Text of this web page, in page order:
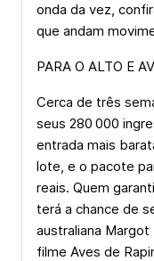
onda da vez,
que andam
PARA O ALTO E
Cerca de três
seus 280 000
entrada mais
lote, e o pacote
reais. Quem
terá a chance de
australiana
filme Aves de